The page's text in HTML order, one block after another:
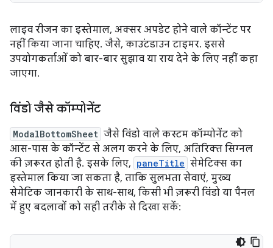
लाइव रीजन का इस्तेमाल, अक्सर अपडेट होने वाले कॉन्टेंट पर
नहीं किया जाना चाहिए. जैसे, काउंटडाउन टाइमर. इससे
उपयोगकर्ताओं को बार-बार सुझाव या राय देने के लिए नहीं कहा
जाएगा.
विंडो जैसे कॉम्पोनेंट
ModalBottomSheet जैसे विंडो वाले कस्टम कॉम्पोनेंट को
आस-पास के कॉन्टेंट से अलग करने के लिए, अतिरिक्त सिग्नल
की ज़रूरत होती है. इसके लिए, paneTitle सेमेटिक्स का
इस्तेमाल किया जा सकता है, ताकि सुलभता सेवाएं, मुख्य
सेमेटिक जानकारी के साथ-साथ, किसी भी ज़रूरी विंडो या पैनल
में हुए बदलावों को सही तरीके से दिखा सकें: